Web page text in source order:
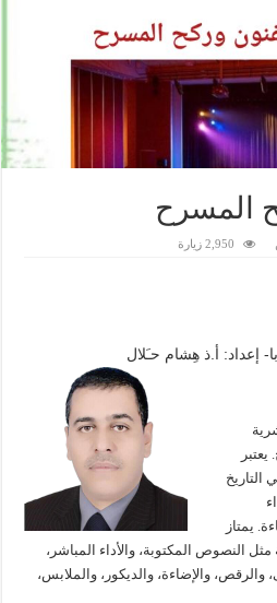
المسرح
2,950 زيارة
إعداد: أ.ذ هِشام حـَلال
التاريخ
يمتاز
النصوص المكتوبة، والأداء المباشر،
والإضاءة، والديكور، والملابس،